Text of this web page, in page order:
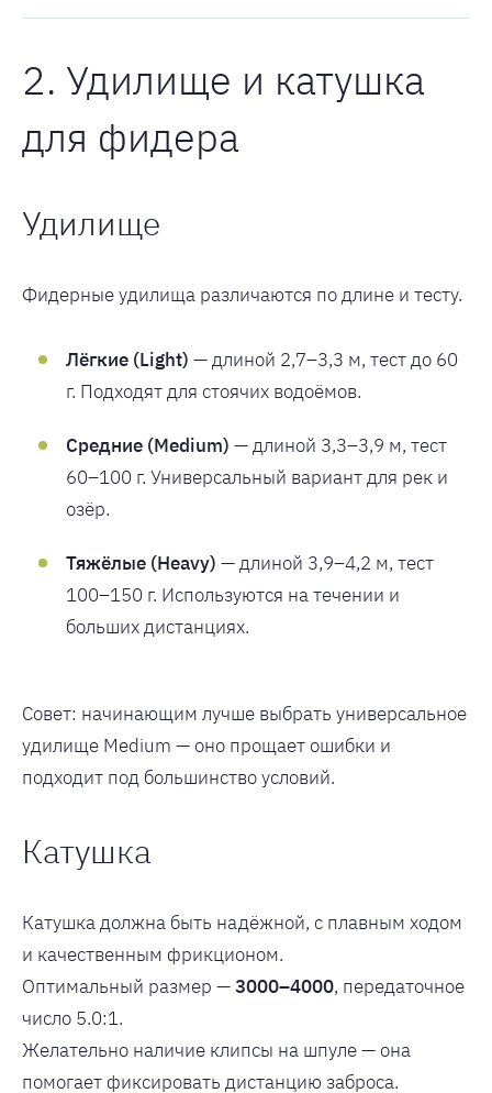
2. Удилище и катушка
для фидера
Удилище
Фидерные удилища различаются по длине и тесту.
Лёгкие (Light) — длиной 2,7–3,3 м, тест до 60
г. Подходят для стоячих водоёмов.
Средние (Medium) — длиной 3,3–3,9 м, тест
60–100 г. Универсальный вариант для рек и
озёр.
Тяжёлые (Heavy) — длиной 3,9–4,2 м, тест
100–150 г. Используются на течении и
больших дистанциях.
Совет: начинающим лучше выбрать универсальное
удилище Medium — оно прощает ошибки и
подходит под большинство условий.
Катушка
Катушка должна быть надёжной, с плавным ходом
и качественным фрикционом.
Оптимальный размер —3000–4000, передаточное
число 5.0:1.
Желательно наличие клипсы на шпуле — она
помогает фиксировать дистанцию заброса.